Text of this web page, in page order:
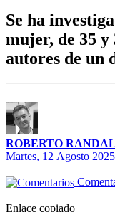
Se ha
mujer, de 35 y
autores de un
ROBERTO
Martes, 12 Agosto
Enlace copiado